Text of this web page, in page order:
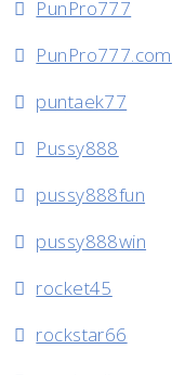
PunPro777
PunPro777.com
puntaek77
Pussy888
pussy888fun
pussy888win
rocket45
rockstar66